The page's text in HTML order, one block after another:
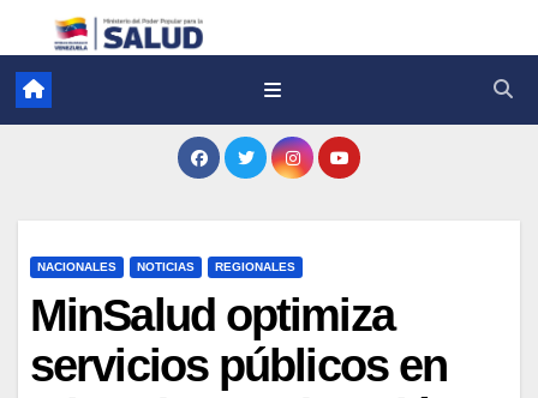
NACIONALES NOTICIAS REGIONALES
MinSalud optimiza
servicios públicos en